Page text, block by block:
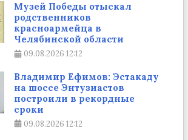
Музей Победы отыскал
родственников
красноармейца в
Челябинской области
09.08.2026 12:12
Владимир Ефимов: Эстакаду
на шоссе Энтузиастов
построили в рекордные
сроки
09.08.2026 12:12